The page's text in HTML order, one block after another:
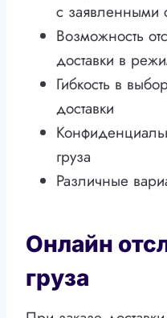
с заявленными
Возможность
доставки в
Гибкость в
доставки
груза
Различные
Онлайн
груза